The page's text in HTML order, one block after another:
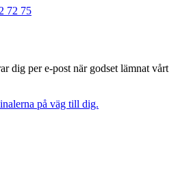
72 75
dig per e-post när godset lämnat vårt
på väg till dig.